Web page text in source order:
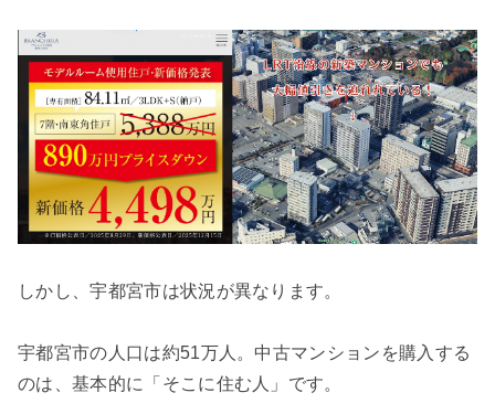
しかし、宇都宮市は状況が異なります。
宇都宮市の人口は約51万人。中古マンションを購入する
のは、基本的に「そこに住む人」です。